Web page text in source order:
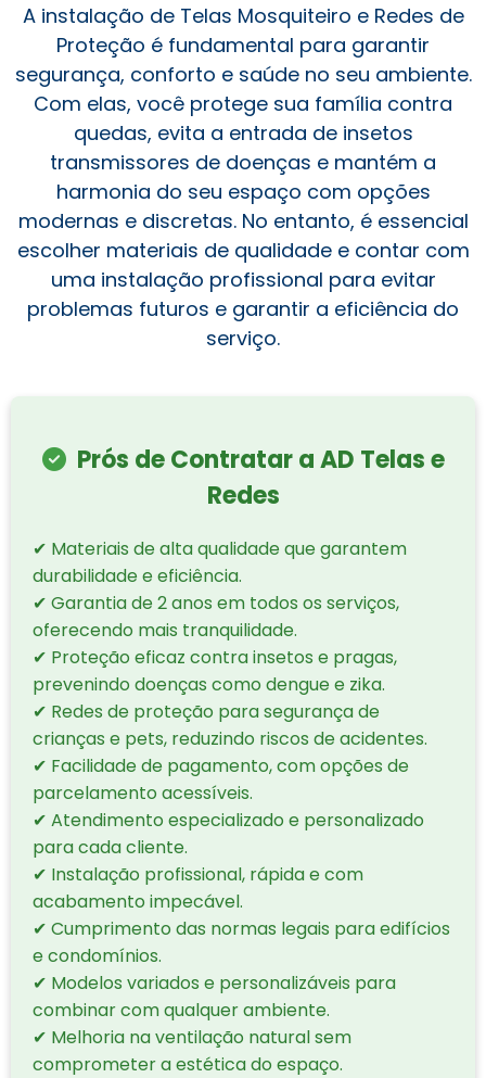
A instalação de Telas Mosquiteiro e Redes de
Proteção é fundamental para garantir
segurança, conforto e saúde no seu ambiente.
Com elas, você protege sua família contra
quedas, evita a entrada de insetos
transmissores de doenças e mantém a
harmonia do seu espaço com opções
modernas e discretas. No entanto, é essencial
escolher materiais de qualidade e contar com
uma instalação profissional para evitar
problemas futuros e garantir a eficiência do
serviço.
Prós de Contratar a AD Telas e
Redes
✔ Materiais de alta qualidade que garantem
durabilidade e eficiência.
✔ Garantia de 2 anos em todos os serviços,
oferecendo mais tranquilidade.
✔ Proteção eficaz contra insetos e pragas,
prevenindo doenças como dengue e zika.
✔ Redes de proteção para segurança de
crianças e pets, reduzindo riscos de acidentes.
✔ Facilidade de pagamento, com opções de
parcelamento acessíveis.
✔ Atendimento especializado e personalizado
para cada cliente.
✔ Instalação profissional, rápida e com
acabamento impecável.
✔ Cumprimento das normas legais para edifícios
e condomínios.
✔ Modelos variados e personalizáveis para
combinar com qualquer ambiente.
✔ Melhoria na ventilação natural sem
comprometer a estética do espaço.